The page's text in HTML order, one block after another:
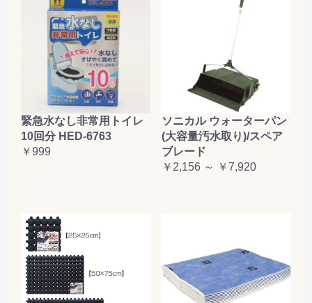
緊急水なし非常用トイレ
10回分 HED-6763
￥999
ソニカル ウォーターパン
(大容量汚水取り)/スペア
ブレード
￥2,156 ～ ￥7,920